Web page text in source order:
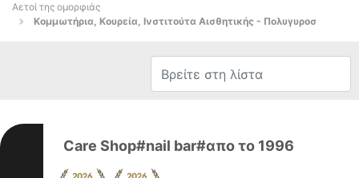
Αετοί της ομορφιάς
Κομμωτήρια, Κουρεία, Ινστιτούτα Αισθητικής - Πολυγυροσ
Care Shop#nail bar#απο το 1996